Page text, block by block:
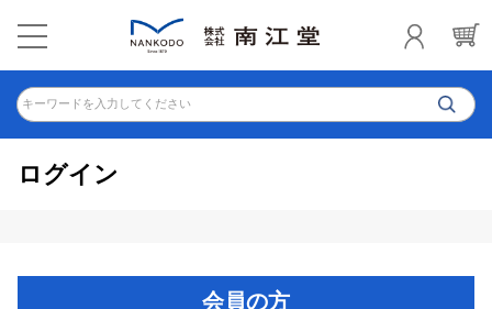
キーワードを入力してください
ログイン
会員の方